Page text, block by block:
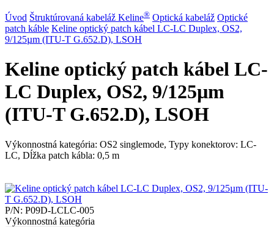
Úvod Štruktúrovaná kabeláž Keline® Optická kabeláž Optické
patch káble Keline optický patch kábel LC-LC Duplex, OS2,
9/125µm (ITU-T G.652.D), LSOH
Keline optický patch kábel LC-
LC Duplex, OS2, 9/125µm
(ITU-T G.652.D), LSOH
Výkonnostná kategória: OS2 singlemode, Typy konektorov: LC-
LC, Dĺžka patch kábla: 0,5 m
P/N: P09D-LCLC-005
Výkonnostná kategória